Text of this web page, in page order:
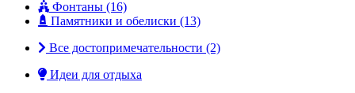
Фонтаны (16)
Памятники и обелиски (13)
Все достопримечательности (2)
Идеи для отдыха